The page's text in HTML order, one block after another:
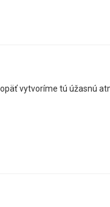
vytvoríme tú úžasnú